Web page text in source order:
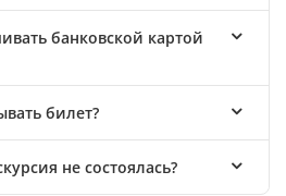
банковской картой
билет?
не состоялась?